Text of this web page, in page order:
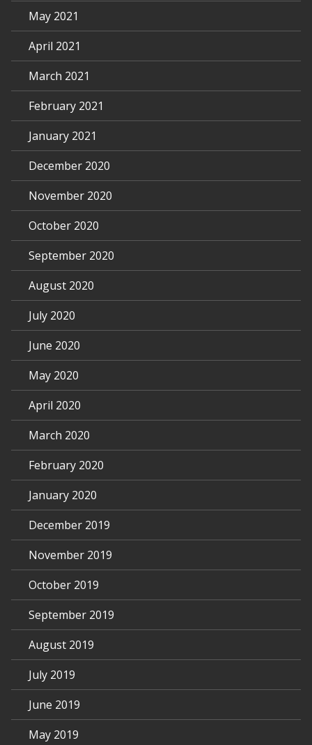
May 2021
April 2021
March 2021
February 2021
January 2021
December 2020
November 2020
October 2020
September 2020
August 2020
July 2020
June 2020
May 2020
April 2020
March 2020
February 2020
January 2020
December 2019
November 2019
October 2019
September 2019
August 2019
July 2019
June 2019
May 2019